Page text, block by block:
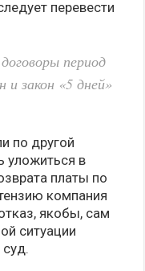
перевести
период
и закон «5 дней»
по другой
уложиться в
платы по
компания
якобы, сам
ситуации
суд.